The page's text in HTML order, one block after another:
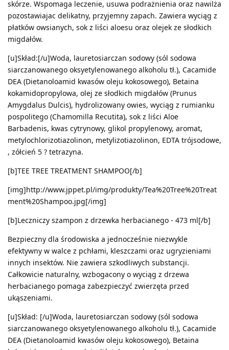
skórze. Wspomaga leczenie, usuwa podrażnienia oraz nawilża
pozostawiajac delikatny, przyjemny zapach. Zawiera wyciąg z
płatków owsianych, sok z liści aloesu oraz olejek ze słodkich
migdałów.
[u]Skład:[/u]Woda, lauretosiarczan sodowy (sól sodowa
siarczanowanego oksyetylenowanego alkoholu tł.), Cacamide
DEA (Dietanoloamid kwasów oleju kokosowego), Betaina
kokamidopropylowa, olej ze słodkich migdałów (Prunus
Amygdalus Dulcis), hydrolizowany owies, wyciąg z rumianku
pospolitego (Chamomilla Recutita), sok z liści Aloe
Barbadenis, kwas cytrynowy, glikol propylenowy, aromat,
metylochlorizotiazolinon, metylizotiazolinon, EDTA trójsodowe,
, zółcień 5 ? tetrazyna.
[b]TEE TREE TREATMENT SHAMPOO[/b]
[img]http://www.jppet.pl/img/produkty/Tea%20Tree%20Treat
ment%20Shampoo.jpg[/img]
[b]Leczniczy szampon z drzewka herbacianego - 473 ml[/b]
Bezpieczny dla środowiska a jednocześnie niezwykle
efektywny w walce z pchłami, kleszczami oraz ugryzieniami
innych insektów. Nie zawiera szkodliwych substancji.
Całkowicie naturalny, wzbogacony o wyciąg z drzewa
herbacianego pomaga zabezpieczyć zwierzęta przed
ukąszeniami.
[u]Skład: [/u]Woda, lauretosiarczan sodowy (sól sodowa
siarczanowanego oksyetylenowanego alkoholu tł.), Cacamide
DEA (Dietanoloamid kwasów oleju kokosowego), Betaina